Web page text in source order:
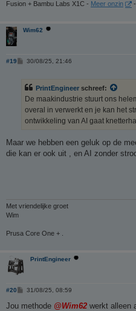
Fusion + Bambu Labs X1C - Meer onzin -
Wim62
#19
B
c
h
30/08/25, 21:46
PrintEngineer schreef:
De maakindustrie stuurt ons
overal in verwerkt en je kan het
ontwikkeling van AI gaat
Maar we hebben een geluk op de
die kan er ook uit , en AI zonder
Met vriendelijke groet
Wim
Prusa Core One + .
PrintEngineer
#20
B
r
31/08/25, 08:59
Jou methode @Wim62 werkt alleen